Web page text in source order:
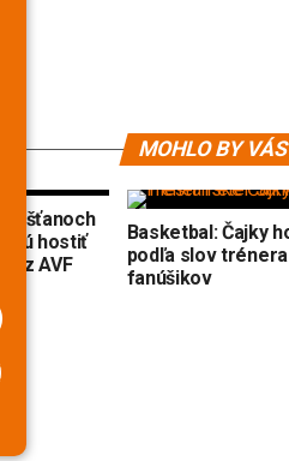
MOHLO BY
hostiť
z AVF
Basketbal: Čajky
podľa slov
fanúšikov